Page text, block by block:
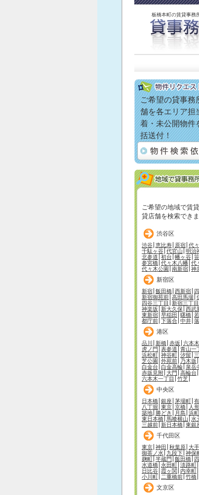
板橋本町の賃貸事務
ご希望の貸事務
舗を各エリア担
着・未公開物件
括送付！
ご希望の地域で賃
貸店舗を検索できま
渋谷区
渋谷 恵比寿 原宿 代
千駄ヶ谷 代官山 明治
北参道 初台 幡ヶ谷
参宮橋 代々木八幡 代
代々木公園
南新宿 神
新宿区
新宿 飯田橋 西新宿
新宿御苑前 高田馬場
四谷三丁目
新宿三丁目
神楽坂
新大久保 西武
東新宿 早稲田 曙橋
都庁前 下落合 中井
港区
品川 新橋 赤坂 六本木
虎ノ門 表参道 青山一
浜松町 神谷町 汐留
芝公園
外苑前 乃木坂
白金台 白金高輪 泉岳
赤坂見附 大門 高輪台
六本木一丁目
竹芝
中央区
日本橋 銀座 茅場町
八丁堀 東京 京橋 人
築地 勝どき 月島 浜町
東日本橋 馬喰横山 水
三越前 新日本橋 東銀
千代田区
東京 神田 秋葉原 大
御茶ノ水
九段下 神保
麹町 半蔵門 飯田橋
水道橋 永田町 淡路町
日比谷 霞ヶ関 内幸町
小川町 二重橋前 竹橋
文京区